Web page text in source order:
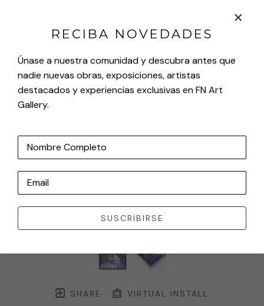
SHARE VIRTUAL INSTALL
RECIBA NOVEDADES
Únase a nuestra comunidad y descubra antes que
nadie nuevas obras, exposiciones, artistas
destacados y experiencias exclusivas en FN Art
Gallery.
Nombre Completo
Email
SUSCRIBIRSE